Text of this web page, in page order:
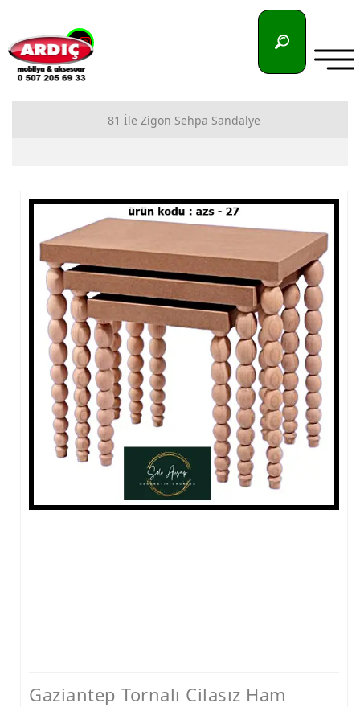
81 İle Zigon Sehpa Sandalye
Gaziantep Tornalı Cilasız Ham